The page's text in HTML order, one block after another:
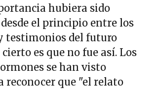
hubiera sido
el principio entre los
testimonios del futuro
es que no fue así. Los
se han visto
reconocer que "el relato